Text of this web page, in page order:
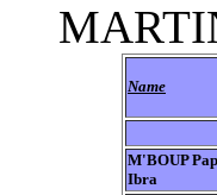
Name
M'BOUP
Ibra